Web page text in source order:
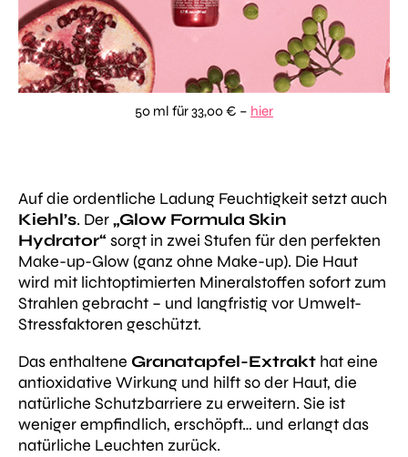
50 ml für 33,00 € – hier
Auf die ordentliche Ladung Feuchtigkeit setzt auch
Kiehl’s. Der„Glow Formula Skin
Hydrator“ sorgt in zwei Stufen für den perfekten
Make-up-Glow (ganz ohne Make-up). Die Haut
wird mit lichtoptimierten Mineralstoffen sofort zum
Strahlen gebracht – und langfristig vor Umwelt-
Stressfaktoren geschützt.
Das enthaltene Granatapfel-Extrakt hat eine
antioxidative Wirkung und hilft so der Haut, die
natürliche Schutzbarriere zu erweitern. Sie ist
weniger empfindlich, erschöpft… und erlangt das
natürliche Leuchten zurück.